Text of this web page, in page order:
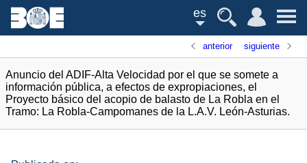
es
anterior siguiente
Anuncio del ADIF-Alta Velocidad por el que se somete a
información pública, a efectos de expropiaciones, el
Proyecto básico del acopio de balasto de La Robla en el
Tramo: La Robla-Campomanes de la L.A.V. León-Asturias.